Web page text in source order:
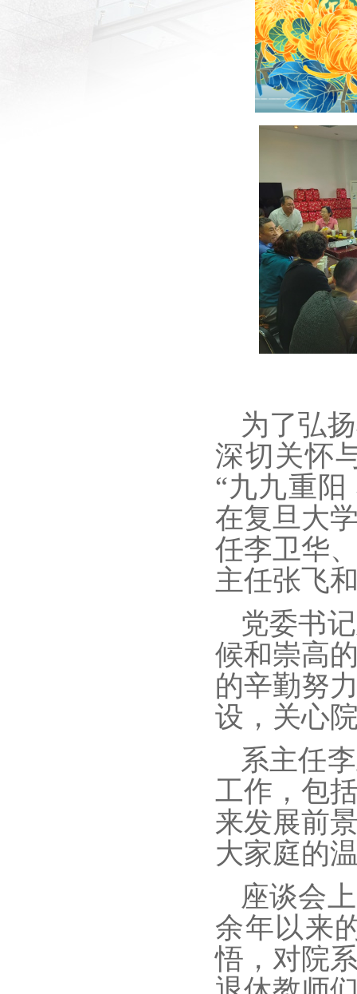
为了弘
深切关怀
“九九重
在复旦大
任李卫华
主任张飞
党委书
候和崇高
的辛勤努
设，关心
系主任
工作，包
来发展前
大家庭的
座谈会
余年以来
悟，对院